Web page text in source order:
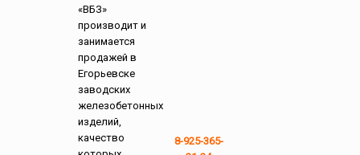
«ВБЗ»
производит и
занимается
продажей в
Егорьевске
заводских
железобетонных
изделий,
качество
8-925-365-